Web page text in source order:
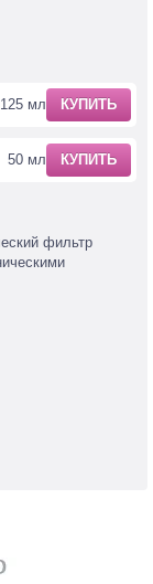
125 мл КУПИТЬ
50 мл КУПИТЬ
фильтр